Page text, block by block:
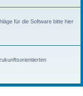
für die Software bitte hier